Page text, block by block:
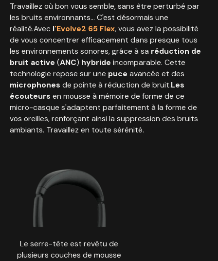
Travaillez où bon vous semble, sans être perturbé par
les bruits environnants... C'est désormais une
réalité.Avec l'Evolve2 65 Flex, vous avez la possibilité
de vous concentrer efficacement dans presque tous
les environnements sonores, grâce à sa réduction de
bruit active (ANC) hybride incomparable. Cette
technologie repose sur une puce avancée et des
microphones de pointe à réduction de bruit.Les
écouteurs en mousse à mémoire de forme de ce
micro-casque s'adaptent parfaitement à la forme de
vos oreilles, renforçant ainsi la suppression des bruits
ambiants. Travaillez en toute sérénité.
Le serre-tête est revêtu de
plusieurs couches de mousse